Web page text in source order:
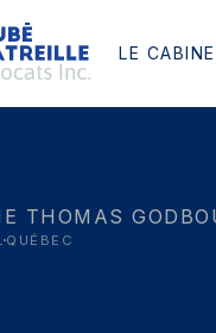
LE
THOMAS
QUÉBEC